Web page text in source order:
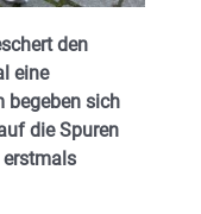
den
eine
begeben sich
die Spuren
erstmals